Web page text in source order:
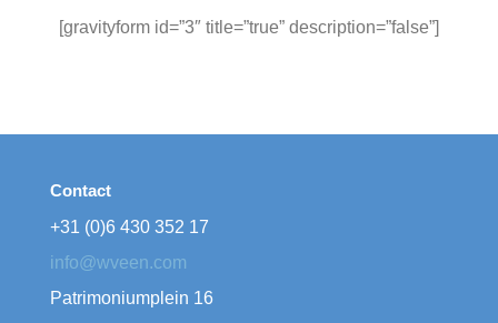
[gravityform id=”3″ title=”true” description=”false”]
Contact
+31 (0)6 430 352 17
info@wveen.com
Patrimoniumplein 16